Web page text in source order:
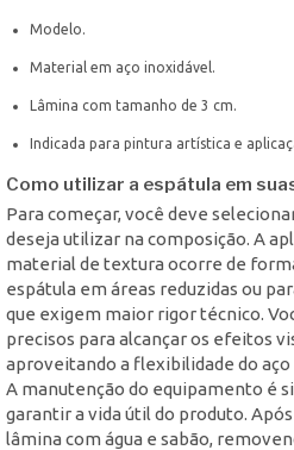
Modelo.
Material em aço inoxidável.
Lâmina com tamanho de 3 cm.
Indicada para pintura artística e
Como utilizar a espátula em
Para começar, você deve
deseja utilizar na composição. A
material de textura ocorre de
espátula em áreas reduzidas ou
que exigem maior rigor técnico.
precisos para alcançar os efeitos
aproveitando a flexibilidade do aço
A manutenção do equipamento é
garantir a vida útil do produto.
lâmina com água e sabão,